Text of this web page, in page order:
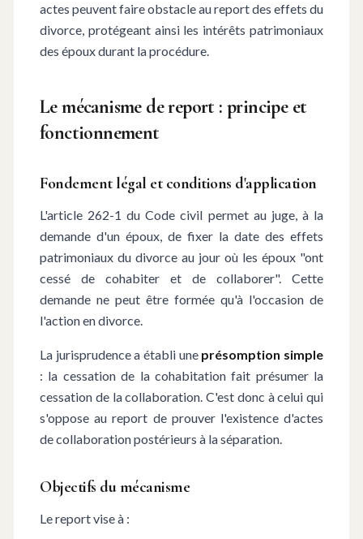
actes peuvent faire obstacle au report des effets du
divorce, protégeant ainsi les intérêts patrimoniaux
des époux durant la procédure.
Le mécanisme de report : principe et
fonctionnement
Fondement légal et conditions d'application
L'article 262-1 du Code civil permet au juge, à la
demande d'un époux, de fixer la date des effets
patrimoniaux du divorce au jour où les époux "ont
cessé de cohabiter et de collaborer". Cette
demande ne peut être formée qu'à l'occasion de
l'action en divorce.
La jurisprudence a établi une présomption simple
: la cessation de la cohabitation fait présumer la
cessation de la collaboration. C'est donc à celui qui
s'oppose au report de prouver l'existence d'actes
de collaboration postérieurs à la séparation.
Objectifs du mécanisme
Le report vise à :